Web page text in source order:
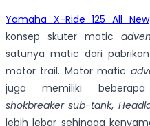
Yamaha X-Ride 125 All New
konsep skuter matic
satunya matic dari
motor trail. Motor matic
juga memiliki
shokbreaker sub-tank,
lebih lebar sehingga